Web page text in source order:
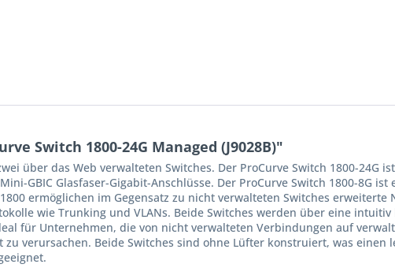
Switch 1800-24G Managed (J9028B)"
über das Web verwalteten Switches. Der ProCurve Switch 1800-24G
GBIC Glasfaser-Gigabit-Anschlüsse. Der ProCurve Switch 1800-8G
ermöglichen im Gegensatz zu nicht verwalteten Switches
wie Trunking und VLANs. Beide Switches werden über eine
für Unternehmen, die von nicht verwalteten Verbindungen auf
verursachen. Beide Switches sind ohne Lüfter konstruiert, was einen